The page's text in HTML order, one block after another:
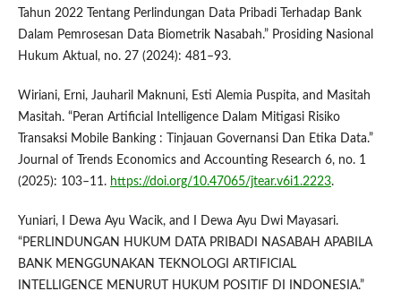
Tahun 2022 Tentang Perlindungan Data Pribadi Terhadap Bank
Dalam Pemrosesan Data Biometrik Nasabah.” Prosiding Nasional
Hukum Aktual, no. 27 (2024): 481–93.
Wiriani, Erni, Jauharil Maknuni, Esti Alemia Puspita, and Masitah
Masitah. “Peran Artificial Intelligence Dalam Mitigasi Risiko
Transaksi Mobile Banking : Tinjauan Governansi Dan Etika Data.”
Journal of Trends Economics and Accounting Research 6, no. 1
(2025): 103–11. https://doi.org/10.47065/jtear.v6i1.2223.
Yuniari, I Dewa Ayu Wacik, and I Dewa Ayu Dwi Mayasari.
“PERLINDUNGAN HUKUM DATA PRIBADI NASABAH APABILA
BANK MENGGUNAKAN TEKNOLOGI ARTIFICIAL
INTELLIGENCE MENURUT HUKUM POSITIF DI INDONESIA.”